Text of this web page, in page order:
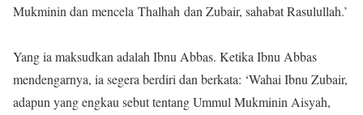
Mukminin dan mencela Thalhah dan Zubair, sahabat Rasulullah.’
Yang ia maksudkan adalah Ibnu Abbas. Ketika Ibnu Abbas
mendengarnya, ia segera berdiri dan berkata: ‘Wahai Ibnu Zubair,
adapun yang engkau sebut tentang Ummul Mukminin Aisyah,